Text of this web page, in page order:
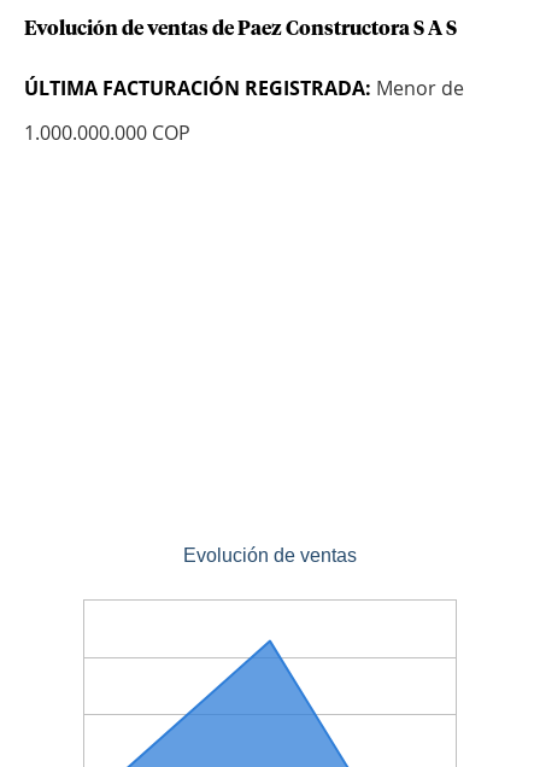
Evolución de ventas de Paez Constructora S A S
ÚLTIMA FACTURACIÓN REGISTRADA: Menor de
1.000.000.000 COP
Evolución de ventas